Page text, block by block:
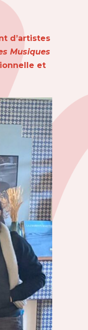
d’artistes
Musiques
et